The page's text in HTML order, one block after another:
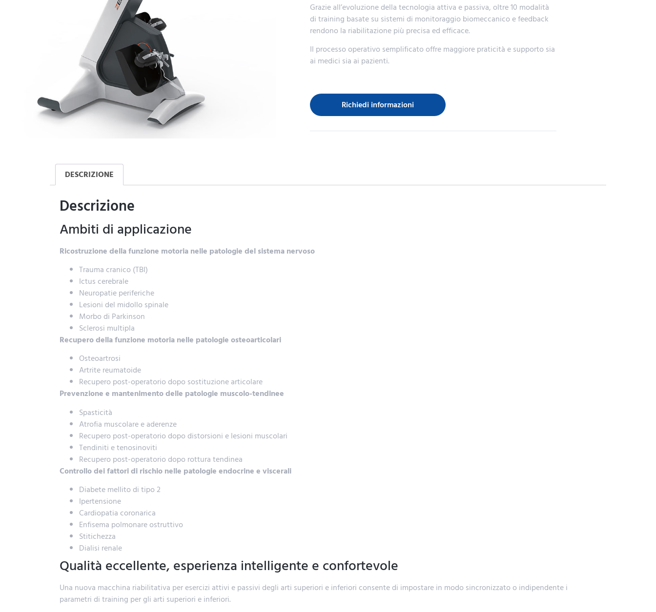
Grazie all’evoluzione della tecnologia attiva e passiva, oltre 10 modalità
di training basate su sistemi di monitoraggio biomeccanico e feedback
rendono la riabilitazione più precisa ed efficace.
Il processo operativo semplificato offre maggiore praticità e supporto sia
ai medici sia ai pazienti.
Richiedi informazioni
DESCRIZIONE
Descrizione
Ambiti di applicazione
Ricostruzione della funzione motoria nelle patologie del sistema nervoso
Trauma cranico (TBI)
Ictus cerebrale
Neuropatie periferiche
Lesioni del midollo spinale
Morbo di Parkinson
Sclerosi multipla
Recupero della funzione motoria nelle patologie osteoarticolari
Osteoartrosi
Artrite reumatoide
Recupero post-operatorio dopo sostituzione articolare
Prevenzione e mantenimento delle patologie muscolo-tendinee
Spasticità
Atrofia muscolare e aderenze
Recupero post-operatorio dopo distorsioni e lesioni muscolari
Tendiniti e tenosinoviti
Recupero post-operatorio dopo rottura tendinea
Controllo dei fattori di rischio nelle patologie endocrine e viscerali
Diabete mellito di tipo 2
Ipertensione
Cardiopatia coronarica
Enfisema polmonare ostruttivo
Stitichezza
Dialisi renale
Qualità eccellente, esperienza intelligente e confortevole
Una nuova macchina riabilitativa per esercizi attivi e passivi degli arti superiori e inferiori consente di impostare in modo sincronizzato o indipendente i
parametri di training per gli arti superiori e inferiori.